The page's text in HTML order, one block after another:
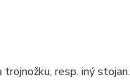
resp. iný stojan.